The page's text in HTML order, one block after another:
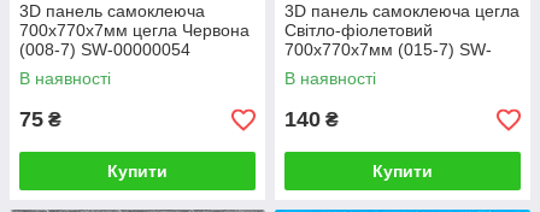
3D панель самоклеюча
700х770х7мм цегла Червона
(008-7) SW-00000054
В наявності
75 ₴
Купити
3D панель самоклеюча цегла
Світло-фіолетовий
700х770х7мм (015-7) SW-
00000058
В наявності
140 ₴
Купити